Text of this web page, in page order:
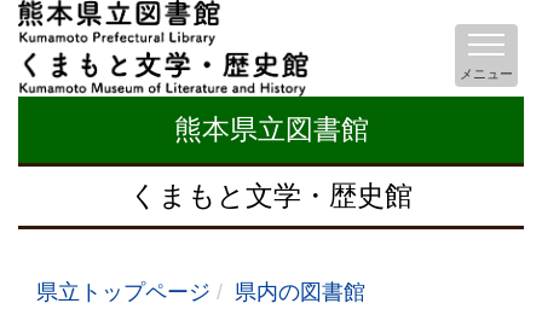
熊本県立図書館
くまもと文学・歴史館
メニュー
県立トップページ
県内の図書館